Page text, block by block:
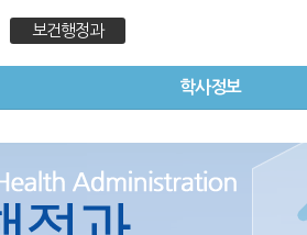
보건행정과
학사정보